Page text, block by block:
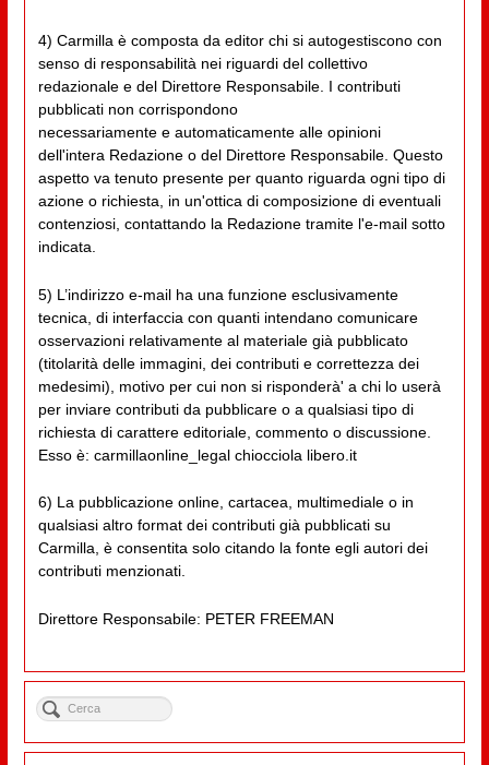
4) Carmilla è composta da editor chi si autogestiscono con
senso di responsabilità nei riguardi del collettivo
redazionale e del Direttore Responsabile. I contributi
pubblicati non corrispondono
necessariamente e automaticamente alle opinioni
dell'intera Redazione o del Direttore Responsabile. Questo
aspetto va tenuto presente per quanto riguarda ogni tipo di
azione o richiesta, in un'ottica di composizione di eventuali
contenziosi, contattando la Redazione tramite l'e-mail sotto
indicata.
5) L’indirizzo e-mail ha una funzione esclusivamente
tecnica, di interfaccia con quanti intendano comunicare
osservazioni relativamente al materiale già pubblicato
(titolarità delle immagini, dei contributi e correttezza dei
medesimi), motivo per cui non si risponderà' a chi lo userà
per inviare contributi da pubblicare o a qualsiasi tipo di
richiesta di carattere editoriale, commento o discussione.
Esso è: carmillaonline_legal chiocciola libero.it
6) La pubblicazione online, cartacea, multimediale o in
qualsiasi altro format dei contributi già pubblicati su
Carmilla, è consentita solo citando la fonte egli autori dei
contributi menzionati.
Direttore Responsabile: PETER FREEMAN